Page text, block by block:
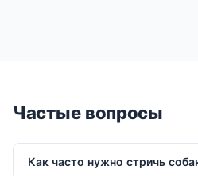
Частые вопросы
Как часто нужно стричь